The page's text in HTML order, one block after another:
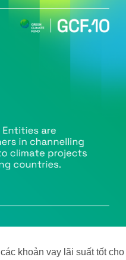
khoản vay lãi suất tốt cho